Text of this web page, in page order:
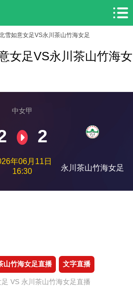
雪如意女足VS永川茶山竹海女足
女足VS永川茶山竹海女
中女甲
2
年06月11日
16:30
永川茶山竹海女足
山竹海女足直播 文字直播
足 VS 永川茶山竹海女足直播